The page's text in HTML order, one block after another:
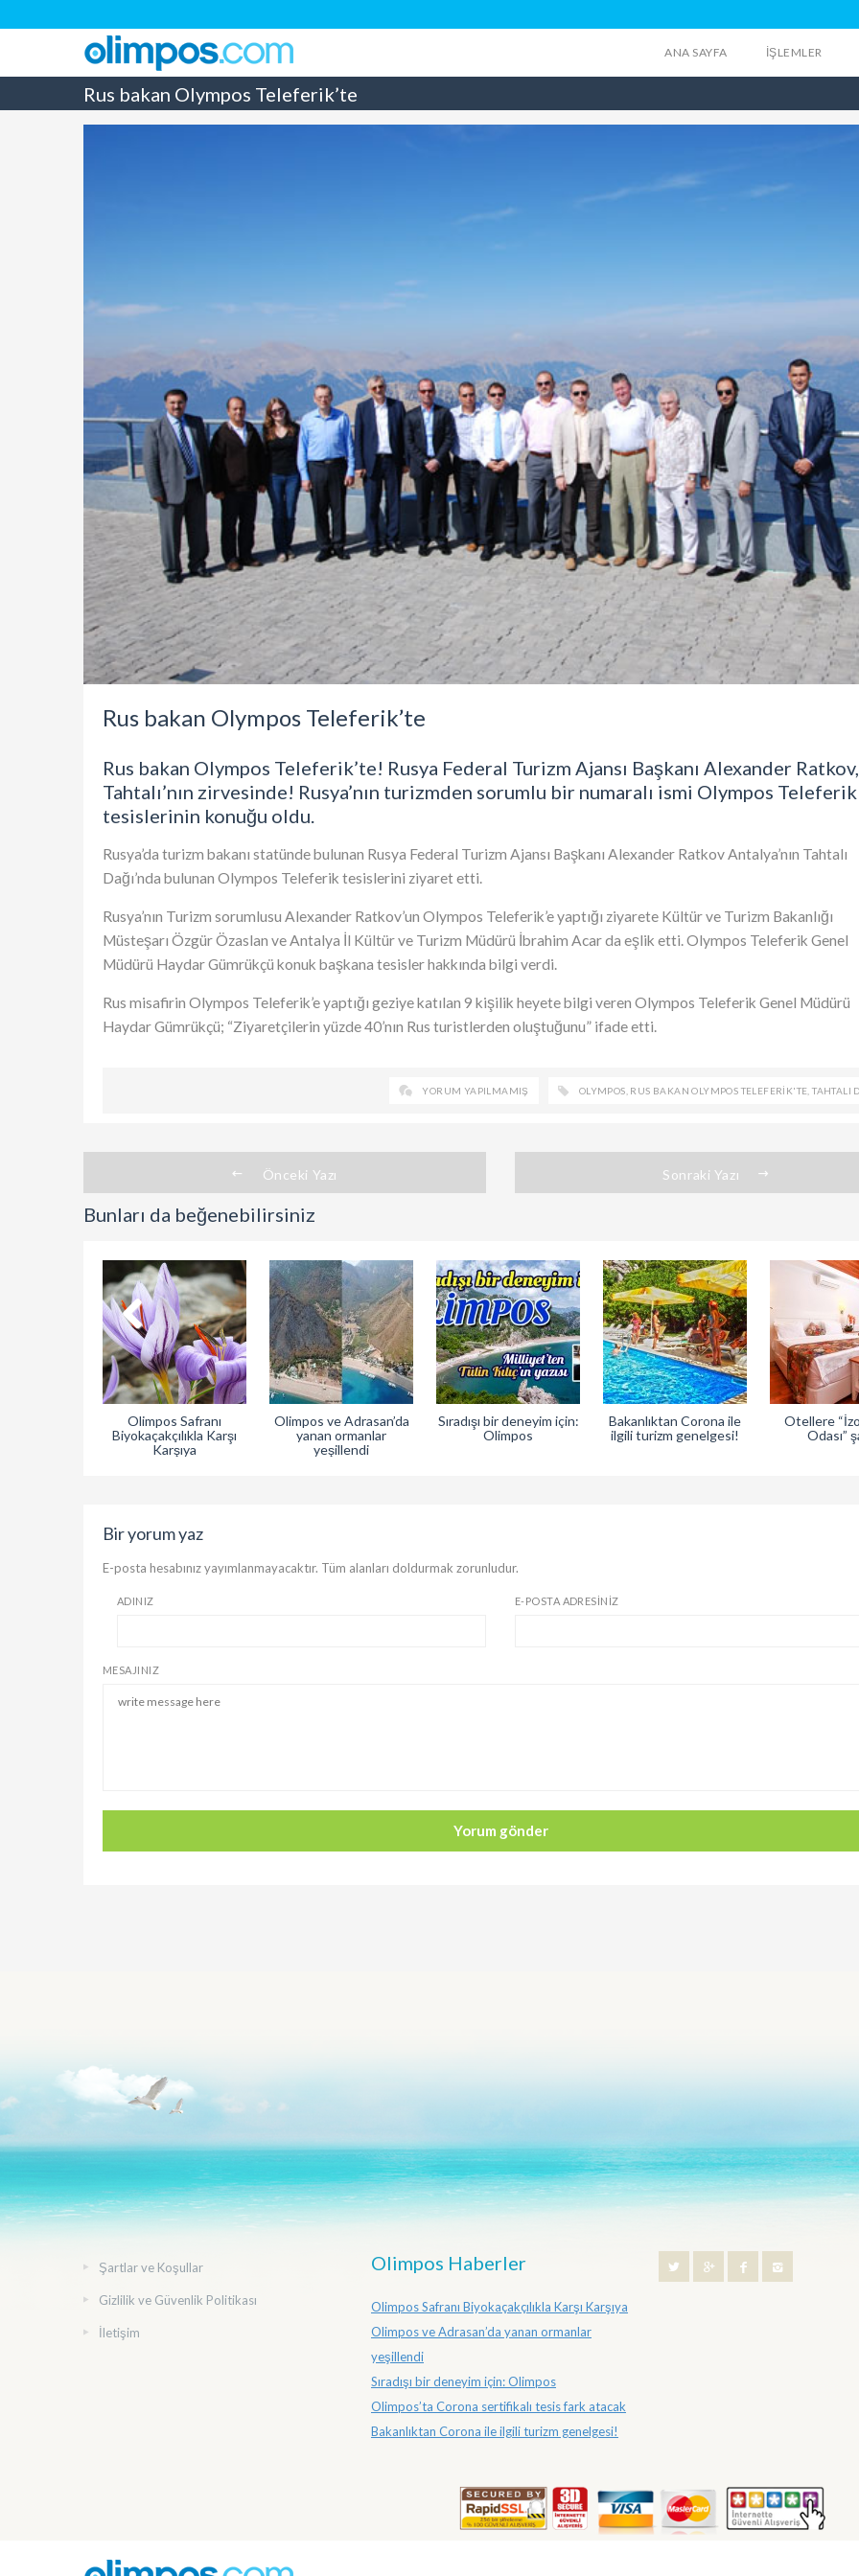
ANA SAYFA İŞLEMLER
Rus bakan Olympos Teleferik’te
Rus bakan Olympos Teleferik’te
Rus bakan Olympos Teleferik’te! Rusya Federal Turizm Ajansı Başkanı Alexander Ratkov,
Tahtalı’nın zirvesinde! Rusya’nın turizmden sorumlu bir numaralı ismi Olympos Teleferik
tesislerinin konuğu oldu.
Rusya’da turizm bakanı statünde bulunan Rusya Federal Turizm Ajansı Başkanı Alexander RatkovAntalya’nın Tahtalı
Dağı’nda bulunan Olympos Teleferik tesislerini ziyaret etti.
Rusya’nın Turizm sorumlusu Alexander Ratkov’un Olympos Teleferik’e yaptığı ziyarete Kültür ve Turizm Bakanlığı
Müsteşarı Özgür Özaslan ve Antalya İl Kültür ve Turizm Müdürü İbrahim Acar da eşlik etti. Olympos Teleferik Genel
Müdürü Haydar Gümrükçü konuk başkana tesisler hakkında bilgi verdi.
Rus misafirin Olympos Teleferik’e yaptığı geziye katılan 9 kişilik heyete bilgi veren Olympos Teleferik Genel Müdürü
Haydar Gümrükçü; “Ziyaretçilerin yüzde 40’nın Rus turistlerden oluştuğunu” ifade etti.
YORUM YAPILMAMIŞ OLYMPOS RUS BAKAN OLYMPOS TELEFERIK'TE ,TAHTALI
Önceki Yazı Sonraki Yazı
Bunları da beğenebilirsiniz
Olimpos Safranı
Biyokaçakçılıkla Karşı
Karşıya
Olimpos ve Adrasan’da
yanan ormanlar
yeşillendi
Sıradışı bir deneyim için:
Olimpos
Bakanlıktan Corona ile
ilgili turizm genelgesi!
Otellere
Odası”
Bir yorum yaz
E-posta hesabınız yayımlanmayacaktır. Tüm alanları doldurmak zorunludur.
ADINIZ E-POSTA ADRESINIZ
MESAJINIZ
Şartlar ve Koşullar
Gizlilik ve Güvenlik Politikası
İletişim
Olimpos Haberler
Olimpos Safranı Biyokaçakçılıkla Karşı Karşıya
Olimpos ve Adrasan’da yanan ormanlar
yeşillendi
Sıradışı bir deneyim için: Olimpos
Olimpos’ta Corona sertifikalı tesis fark atacak
Bakanlıktan Corona ile ilgili turizm genelgesi!